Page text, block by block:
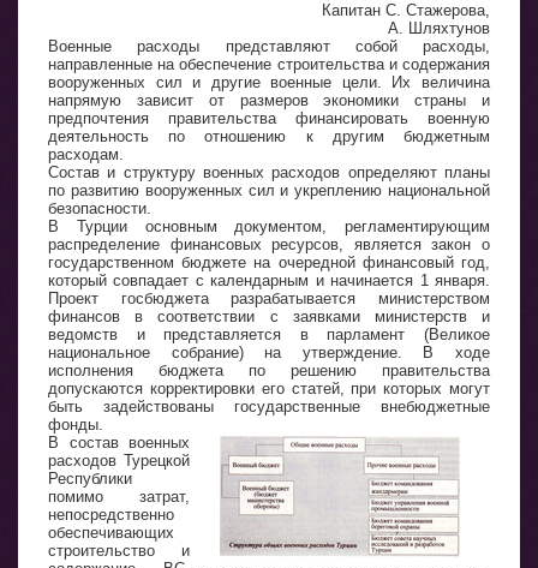
Капитан С. Стажерова,
А. Шляхтунов
Военные расходы представляют собой расходы,
направленные на обеспечение строительства и содержания
вооруженных сил и другие военные цели. Их величина
напрямую зависит от размеров экономики страны и
предпочтения правительства финансировать военную
деятельность по отношению к другим бюджетным
расходам.
Состав и структуру военных расходов определяют планы
по развитию вооруженных сил и укреплению национальной
безопасности.
В Турции основным документом, регламентирующим
распределение финансовых ресурсов, является закон о
государственном бюджете на очередной финансовый год,
который совпадает с календарным и начинается 1 января.
Проект госбюджета разрабатывается министерством
финансов в соответствии с заявками министерств и
ведомств и представляется в парламент (Великое
национальное собрание) на утверждение. В ходе
исполнения бюджета по решению правительства
допускаются корректировки его статей, при которых могут
быть задействованы государственные внебюджетные
фонды.
В состав военных
расходов Турецкой
Республики
помимо затрат,
непосредственно
обеспечивающих
строительство и